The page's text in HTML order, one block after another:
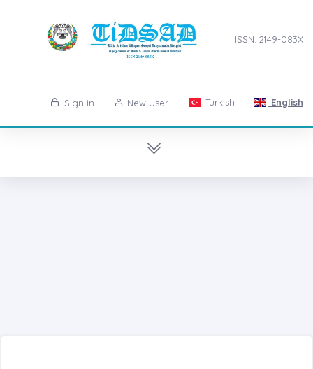
ISSN: 2149-083X
Sign in New User Turkish English